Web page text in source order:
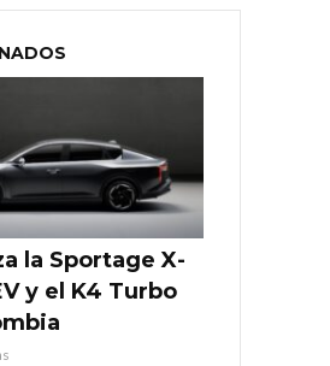
la Sportage X-
y el K4 Turbo